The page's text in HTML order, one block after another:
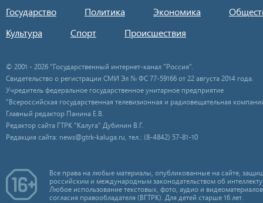
Государство Политика Экономика
Культура
Спорт Происшествия
© 2001 - 2026 "Государственный интернет-канал "Россия".
Свидетельство о регистрации СМИ Эл № ФС 77-59166 от 22 августа 2014 года.
Учредитель федеральное государственное унитарное предприятие
"Всероссийская государственная телевизионная и радиовещательная
Главный редактор Панина Е.В.
Редактор сайта ГТРК "Калуга" Дубинин В.Г.
Редакция сайта: news@gtrk-kaluga.ru, тел.: (8-4842) 57-81-10
Все права на любые материалы, опубликованные на сайте,
российским и международным законодательством об
Любое использование текстовых, фото, аудио и
согласия правообладателя (ВГТРК). Для детей старше 16 лет.